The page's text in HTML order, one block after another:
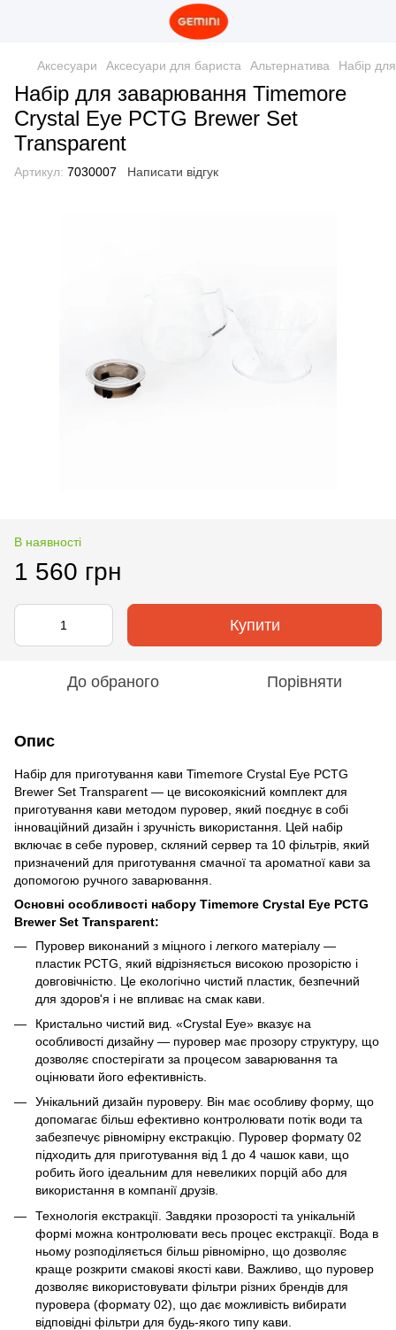
Аксесуари Аксесуари для бариста Альтернатива Набір
Набір для заварювання Timemore
Crystal Eye PCTG Brewer Set
Transparent
Артикул: 7030007 Написати відгук
В наявності
1 560 грн
Купити
До обраного Порівняти
Опис
Набір для приготування кави Timemore Crystal Eye PCTG
Brewer Set Transparent — це високоякісний комплект для
приготування кави методом пуровер, який поєднує в собі
інноваційний дизайн і зручність використання. Цей набір
включає в себе пуровер, скляний сервер та 10 фільтрів, який
призначений для приготування смачної та ароматної кави за
допомогою ручного заварювання.
Основні особливості набору Timemore Crystal Eye PCTG
Brewer Set Transparent:
Пуровер виконаний з міцного і легкого матеріалу —
пластик PCTG, який відрізняється високою прозорістю і
довговічністю. Це екологічно чистий пластик, безпечний
для здоров'я і не впливає на смак кави.
Кристально чистий вид. «Crystal Eye» вказує на
особливості дизайну — пуровер має прозору структуру, що
дозволяє спостерігати за процесом заварювання та
оцінювати його ефективність.
Унікальний дизайн пуроверу. Він має особливу форму, що
допомагає більш ефективно контролювати потік води та
забезпечує рівномірну екстракцію. Пуровер формату 02
підходить для приготування від 1 до 4 чашок кави, що
робить його ідеальним для невеликих порцій або для
використання в компанії друзів.
Технологія екстракції. Завдяки прозорості та унікальній
формі можна контролювати весь процес екстракції. Вода в
ньому розподіляється більш рівномірно, що дозволяє
краще розкрити смакові якості кави. Важливо, що пуровер
дозволяє використовувати фільтри різних брендів для
пуровера (формату 02), що дає можливість вибирати
відповідні фільтри для будь-якого типу кави.